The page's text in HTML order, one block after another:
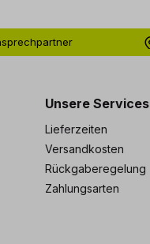
Unsere Services
Lieferzeiten
Versandkosten
Rückgaberegelung
Zahlungsarten